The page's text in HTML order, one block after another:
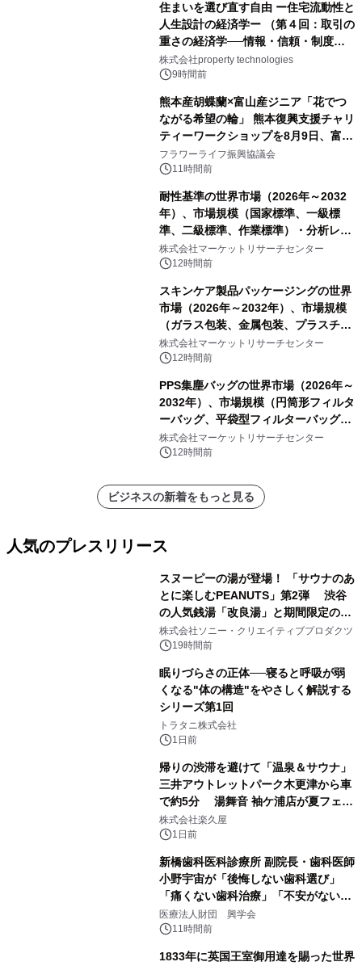
住まいを選び直す自由 ー住宅流動性と
人生設計の経済学ー （第４回：取引の
重さの経済学──情報・信頼・制度を
PropTechはどう組み替えるか）｜
PropTech-Lab
株式会社property technologies
9時間前
熊本産胡蝶蘭×富山産ジニア「花でつ
ながる希望の輪」 熊本復興支援チャリ
ティーワークショップを8月9日、富
山・射水で開催
フラワーライフ振興協議会
11時間前
耐性基準の世界市場（2026年～2032
年）、市場規模（国家標準、一級標
準、二級標準、作業標準）・分析レポ
ートを発表
株式会社マーケットリサーチセンター
12時間前
スキンケア製品パッケージングの世界
市場（2026年～2032年）、市場規模
（ガラス包装、金属包装、プラスチッ
ク包装、その他）・分析レポートを発
表
株式会社マーケットリサーチセンター
12時間前
PPS集塵バッグの世界市場（2026年～
2032年）、市場規模（円筒形フィルタ
ーバッグ、平袋型フィルターバッグ、
プリーツフィルターバッグ、その
他）・分析レポートを発表
株式会社マーケットリサーチセンター
12時間前
ビジネスの新着をもっと見る
人気のプレスリリース
スヌーピーの湯が登場！ 「サウナのあ
とに楽しむPEANUTS」第2弾 渋谷
の人気銭湯「改良湯」と期間限定のコ
ラボレーション サウナイキタイコラ
ボグッズも発売決定！
株式会社ソニー・クリエイティブプロダクツ
19時間前
眠りづらさの正体──寝ると呼吸が弱
くなる"体の構造"をやさしく解説する
シリーズ第1回
トラタニ株式会社
1日前
帰りの渋滞を避けて「温泉＆サウナ」
三井アウトレットパーク木更津から車
で約5分 湯舞音 袖ケ浦店が夏フェア
メニューを提供
株式会社楽久屋
1日前
新橋歯科医科診療所 副院長・歯科医師
小野宇宙が「後悔しない歯科選び」
「痛くない歯科治療」「不安がない治
療計画」をテーマに専門監修
医療法人財団 興学会
11時間前
1833年に英国王室御用達を賜った世界